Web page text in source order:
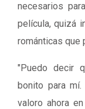
necesarios
película, quizá
románticas que
"Puedo decir
bonito para
valoro ahora